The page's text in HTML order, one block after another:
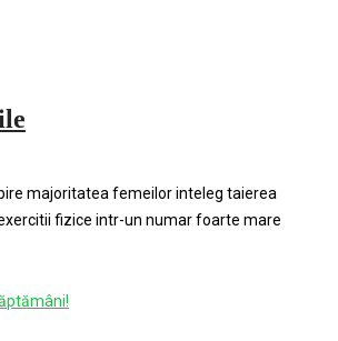
majoritatea femeilor inteleg taierea
fizice intr-un numar foarte mare